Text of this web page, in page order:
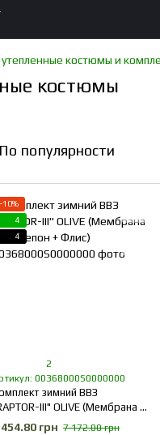
костюмы и
костюмы
По популярности
−10%
4
4
2
00368000S0000000
зимний ВВЗ
III" OLIVE (Мембрана +
+ Флис)
грн 7 172.00 грн